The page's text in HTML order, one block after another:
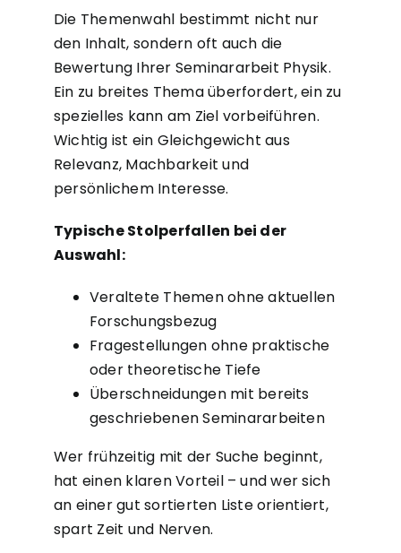
Die Themenwahl bestimmt nicht nur
den Inhalt, sondern oft auch die
Bewertung Ihrer Seminararbeit Physik.
Ein zu breites Thema überfordert, ein zu
spezielles kann am Ziel vorbeiführen.
Wichtig ist ein Gleichgewicht aus
Relevanz, Machbarkeit und
persönlichem Interesse.
Typische Stolperfallen bei der
Auswahl:
Veraltete Themen ohne aktuellen
Forschungsbezug
Fragestellungen ohne praktische
oder theoretische Tiefe
Überschneidungen mit bereits
geschriebenen Seminararbeiten
Wer frühzeitig mit der Suche beginnt,
hat einen klaren Vorteil – und wer sich
an einer gut sortierten Liste orientiert,
spart Zeit und Nerven.